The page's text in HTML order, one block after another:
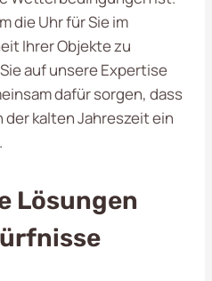
die Uhr für Sie im
Ihrer Objekte zu
auf unsere Expertise
dafür sorgen, dass
der kalten Jahreszeit ein
Lösungen